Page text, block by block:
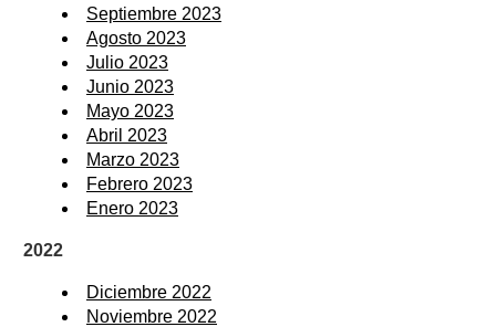
Septiembre 2023
Agosto 2023
Julio 2023
Junio 2023
Mayo 2023
Abril 2023
Marzo 2023
Febrero 2023
Enero 2023
2022
Diciembre 2022
Noviembre 2022